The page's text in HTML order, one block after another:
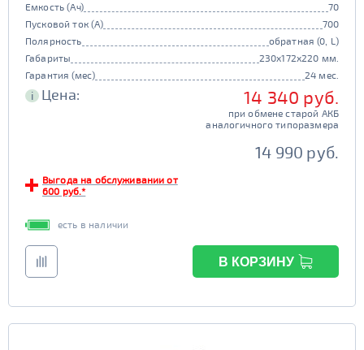
Емкость (Ач)
70
Пусковой ток (А)
700
Полярность
обратная (0, L)
Габариты
230x172x220 мм.
Гарантия (мес)
24 мес.
i Цена: 14 340 руб.
при обмене старой АКБ
аналогичного типоразмера
14 990 руб.
Выгода на обслуживании от
600 руб.*
есть в наличии
В КОРЗИНУ